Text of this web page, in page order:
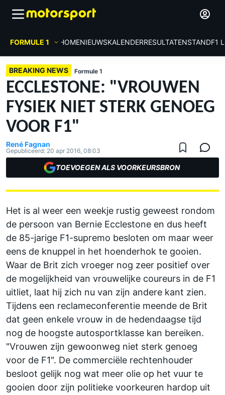
FORMULE 1 HOMENIEUWSKALENDERRESULTATENSTANDF1
BREAKING NEWS Formule 1
ECCLESTONE: "VROUWEN
FYSIEK NIET STERK GENOEG
VOOR F1"
René Fagnan
Gepubliceerd: 20 apr 2016, 08:03
TOEVOEGEN ALS VOORKEURSBRON
Het is al weer een weekje rustig geweest rondom
de persoon van Bernie Ecclestone en dus heeft
de 85-jarige F1-supremo besloten om maar weer
eens de knuppel in het hoenderhok te gooien.
Waar de Brit zich vroeger nog zeer positief over
de mogelijkheid van vrouwelijke coureurs in de F1
uitliet, laat hij zich nu van zijn andere kant zien.
Tijdens een reclameconferentie meende de Brit
dat geen enkele vrouw in de hedendaagse tijd
nog de hoogste autosportklasse kan bereiken.
"Vrouwen zijn gewoonweg niet sterk genoeg
voor de F1". De commerciële rechtenhouder
besloot gelijk nog wat meer olie op het vuur te
gooien door zijn politieke voorkeuren hardop uit